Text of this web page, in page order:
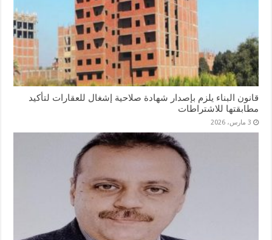
قانون البناء يلزم بإصدار شهادة صلاحية إشغال للعقارات لتأكيد
مطابقتها للاشتراطات
3 مارس، 2026